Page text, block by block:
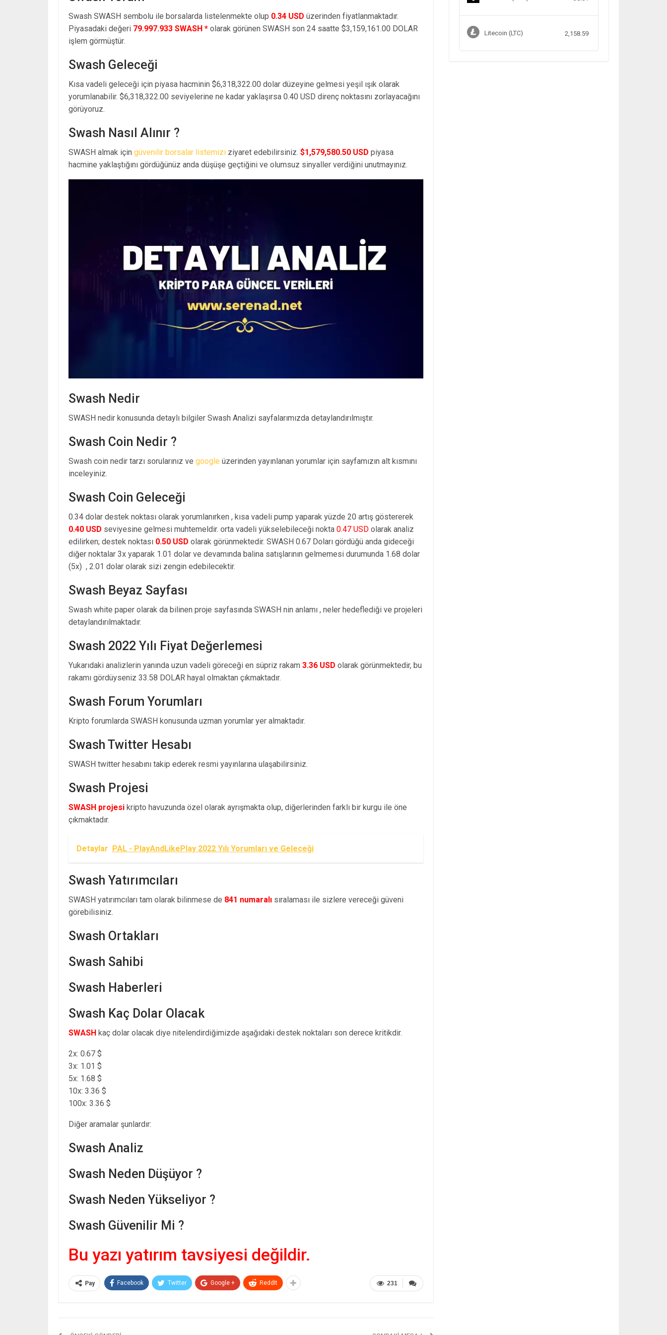
Swash SWASH sembolu ile borsalarda listelenmekte olup 0.34 USD üzerinden fiyatlanmaktadır.
Piyasadaki değeri 79.997.933 SWASH * olarak görünen SWASH son 24 saatte $3,159,161.00 DOLAR
işlem görmüştür.
Swash Geleceği
Kısa vadeli geleceği için piyasa hacminin $6,318,322.00 dolar düzeyine gelmesi yeşil ışık olarak
yorumlanabilir. $6,318,322.00 seviyelerine ne kadar yaklaşırsa 0.40 USD direnç noktasını zorlayacağını
görüyoruz.
Swash Nasıl Alınır ?
SWASH almak için güvenilir borsalar listemizi ziyaret edebilirsiniz. $1,579,580.50 USD piyasa
hacmine yaklaştığını gördüğünüz anda düşüşe geçtiğini ve olumsuz sinyaller verdiğini unutmayınız.
Swash Nedir
SWASH nedir konusunda detaylı bilgiler Swash Analizi sayfalarımızda detaylandırılmıştır.
Swash Coin Nedir ?
Swash coin nedir tarzı sorularınız ve google üzerinden yayınlanan yorumlar için sayfamızın alt kısmını
inceleyiniz.
Swash Coin Geleceği
0.34 dolar destek noktası olarak yorumlanırken , kısa vadeli pump yaparak yüzde 20 artış göstererek
0.40 USD seviyesine gelmesi muhtemeldir. orta vadeli yükselebileceği nokta 0.47 USD olarak analiz
edilirken; destek noktası 0.50 USD olarak görünmektedir. SWASH 0.67 Doları gördüğü anda gideceği
diğer noktalar 3x yaparak 1.01 dolar ve devamında balina satışlarının gelmemesi durumunda 1.68 dolar
(5x) , 2.01 dolar olarak sizi zengin edebilecektir.
Swash Beyaz Sayfası
Swash white paper olarak da bilinen proje sayfasında SWASH nin anlamı , neler hedeflediği ve projeleri
detaylandırılmaktadır.
Swash 2022 Yılı Fiyat Değerlemesi
Yukarıdaki analizlerin yanında uzun vadeli göreceği en süpriz rakam 3.36 USD olarak görünmektedir, bu
rakamı gördüyseniz 33.58 DOLAR hayal olmaktan çıkmaktadır.
Swash Forum Yorumları
Kripto forumlarda SWASH konusunda uzman yorumlar yer almaktadır.
Swash Twitter Hesabı
SWASH twitter hesabını takip ederek resmi yayınlarına ulaşabilirsiniz.
Swash Projesi
SWASH projesi kripto havuzunda özel olarak ayrışmakta olup, diğerlerinden farklı bir kurgu ile öne
çıkmaktadır.
Detaylar PAL - PlayAndLikePlay 2022 Yılı Yorumları ve Geleceği
Swash Yatırımcıları
SWASH yatırımcıları tam olarak bilinmese de 841 numaralı sıralaması ile sizlere vereceği güveni
görebilisiniz.
Swash Ortakları
Swash Sahibi
Swash Haberleri
Swash Kaç Dolar Olacak
SWASH kaç dolar olacak diye nitelendirdiğimizde aşağıdaki destek noktaları son derece kritikdir.
2x: 0.67 $
3x: 1.01 $
5x: 1.68 $
10x: 3.36 $
100x: 3.36 $
Diğer aramalar şunlardır:
Swash Analiz
Swash Neden Düşüyor ?
Swash Neden Yükseliyor ?
Swash Güvenilir Mi ?
Bu yazı yatırım tavsiyesi değildir.
231
Pay Facebook Twitter Google + ReddIt
Litecoin (LTC) 2,158.59